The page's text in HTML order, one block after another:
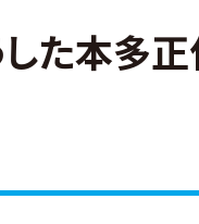
た本多